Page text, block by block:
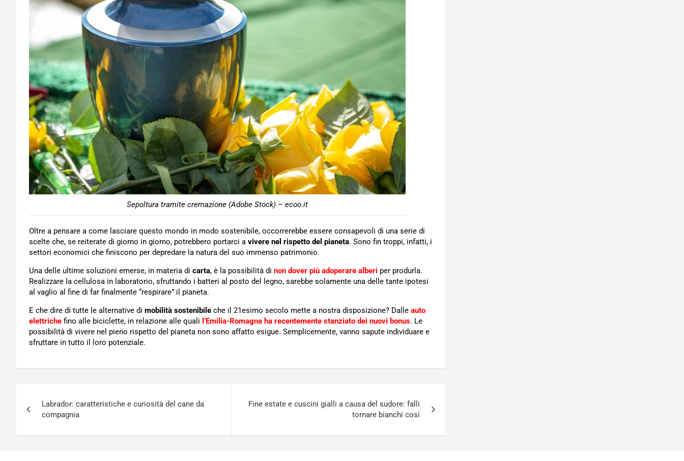
Sepoltura tramite cremazione (Adobe Stock) – ecoo.it
Oltre a pensare a come lasciare questo mondo in modo sostenibile, occorrerebbe essere consapevoli di una serie di
scelte che, se reiterate di giorno in giorno, potrebbero portarci a vivere nel rispetto del pianeta. Sono fin troppi, infatti, i
settori economici che finiscono per depredare la natura del suo immenso patrimonio.
Una delle ultime soluzioni emerse, in materia di carta, è la possibilità di non dover più adoperare alberi per produrla.
Realizzare la cellulosa in laboratorio, sfruttando i batteri al posto del legno, sarebbe solamente una delle tante ipotesi
al vaglio al fine di far finalmente “respirare” il pianeta.
E che dire di tutte le alternative di mobilità sostenibile che il 21esimo secolo mette a nostra disposizione? Dalle auto
elettriche fino alle biciclette, in relazione alle quali l’Emilia-Romagna ha recentemente stanziato dei nuovi bonus. Le
possibilità di vivere nel pieno rispetto del pianeta non sono affatto esigue. Semplicemente, vanno sapute individuare e
sfruttare in tutto il loro potenziale.
articoli
Labrador: caratteristiche e curiosità del cane da
compagnia
Fine estate e cuscini gialli a causa del sudore: falli
tornare bianchi così